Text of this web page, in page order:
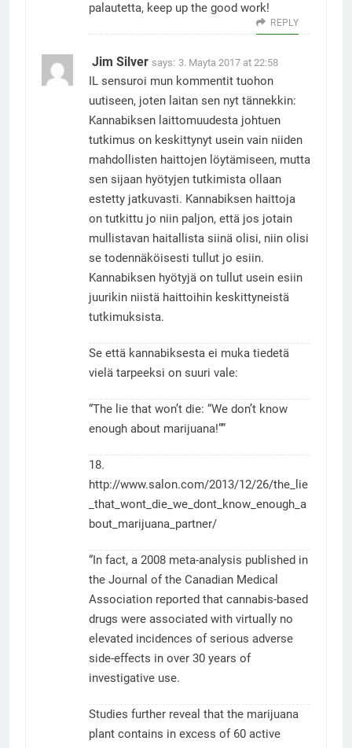
palautetta, keep up the good work!
REPLY
Jim Silver says: 3. Mayta 2017 at 22:58
IL sensuroi mun kommentit tuohon
uutiseen, joten laitan sen nyt tännekkin:
Kannabiksen laittomuudesta johtuen
tutkimus on keskittynyt usein vain niiden
mahdollisten haittojen löytämiseen, mutta
sen sijaan hyötyjen tutkimista ollaan
estetty jatkuvasti. Kannabiksen haittoja
on tutkittu jo niin paljon, että jos jotain
mullistavan haitallista siinä olisi, niin olisi
se todennäköisesti tullut jo esiin.
Kannabiksen hyötyjä on tullut usein esiin
juurikin niistä haittoihin keskittyneistä
tutkimuksista.
Se että kannabiksesta ei muka tiedetä
vielä tarpeeksi on suuri vale:
“The lie that won’t die: “We don’t know
enough about marijuana!””
18.
http://www.salon.com/2013/12/26/the_lie
_that_wont_die_we_dont_know_enough_a
bout_marijuana_partner/
“In fact, a 2008 meta-analysis published in
the Journal of the Canadian Medical
Association reported that cannabis-based
drugs were associated with virtually no
elevated incidences of serious adverse
side-effects in over 30 years of
investigative use.
Studies further reveal that the marijuana
plant contains in excess of 60 active